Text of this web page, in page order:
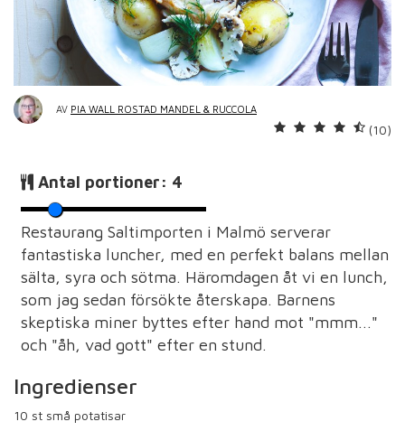
AV PIA WALL ROSTAD MANDEL & RUCCOLA
(10)
Antal portioner: 4
Restaurang Saltimporten i Malmö serverar
fantastiska luncher, med en perfekt balans mellan
sälta, syra och sötma. Häromdagen åt vi en lunch,
som jag sedan försökte återskapa. Barnens
skeptiska miner byttes efter hand mot "mmm..."
och "åh, vad gott" efter en stund.
Ingredienser
10 st små potatisar